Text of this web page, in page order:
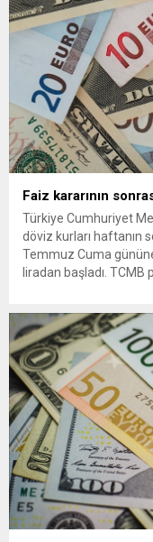
Faiz kararının
Türkiye Cumhuriyet
döviz kurları haftanın
Temmuz Cuma
liradan başladı. TCMB